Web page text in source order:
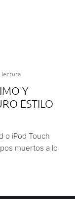
lectura
Y
ESTILO
o iPod Touch
muertos a lo